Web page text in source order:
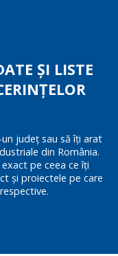
ȘI LISTE
județ sau să îți arat
din România.
pe ceea ce îți
și proiectele pe care